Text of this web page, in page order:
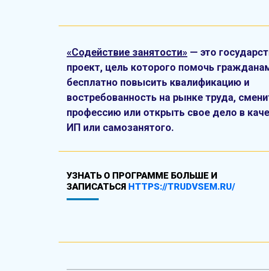
«Содействие занятости» — это
проект, цель которого помочь
бесплатно повысить квалификацию и
востребованность на рынке труда,
профессию или открыть свое дело в
ИП или самозанятого.
УЗНАТЬ О ПРОГРАММЕ БОЛЬШЕ И
ЗАПИСАТЬСЯ HTTPS://TRUDVSEM.RU/